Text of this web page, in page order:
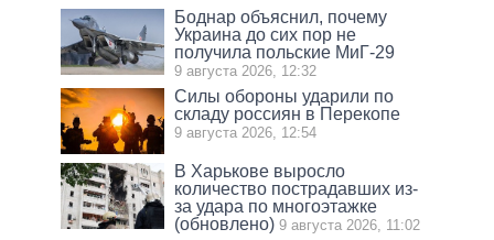
Боднар объяснил, почему
Украина до сих пор не
получила польские МиГ-29
9 августа 2026, 12:32
Силы обороны ударили по
складу россиян в Перекопе
9 августа 2026, 12:54
В Харькове выросло
количество пострадавших из-
за удара по многоэтажке
(обновлено) 9 августа 2026, 11:02